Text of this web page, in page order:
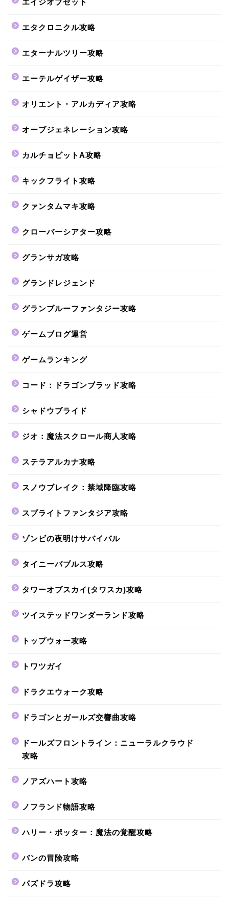
エイジオブゼット
エタクロニクル攻略
エターナルツリー攻略
エーテルゲイザー攻略
オリエント・アルカディア攻略
オーブジェネレーション攻略
カルチョビットA攻略
キックフライト攻略
クァンタムマキ攻略
クローバーシアター攻略
グランサガ攻略
グランドレジェンド
グランブルーファンタジー攻略
ゲームブログ運営
ゲームランキング
コード：ドラゴンブラッド攻略
シャドウブライド
ジオ：魔法スクロール商人攻略
ステラアルカナ攻略
スノウブレイク：禁域降臨攻略
スプライトファンタジア攻略
ゾンビの夜明けサバイバル
タイニーバブルス攻略
タワーオブスカイ(タワスカ)攻略
ツイステッドワンダーランド攻略
トップウォー攻略
トワツガイ
ドラクエウォーク攻略
ドラゴンとガールズ交響曲攻略
ドールズフロントライン：ニューラルクラウド
攻略
ノアズハート攻略
ノフランド物語攻略
ハリー・ポッター：魔法の覚醒攻略
バンの冒険攻略
パズドラ攻略